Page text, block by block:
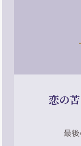
恋の
最